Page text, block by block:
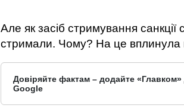
Але як засіб стримування санкції
стримали. Чому? На це вплинула
Довіряйте фактам – додайте
Google